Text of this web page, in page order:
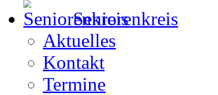
Seniorenkreis
Aktuelles
Kontakt
Termine